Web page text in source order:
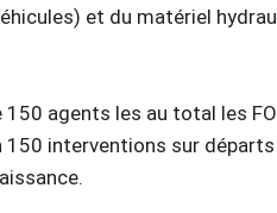
et du matériel
agents les au total les
150 interventions sur